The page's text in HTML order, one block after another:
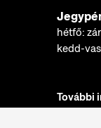
hétfő:
kedd-
További